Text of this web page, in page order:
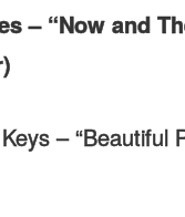
– “Now and
– “Beautiful